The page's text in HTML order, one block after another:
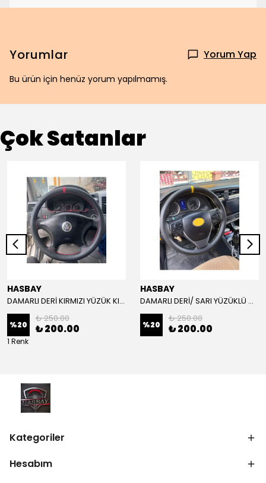
Yorumlar Yorum Yap
Bu ürün için henüz yorum yapılmamış.
Çok Satanlar
HASBAY
DAMARLI DERİ KIRMIZI YÜZÜK KIRMIZI DİKİŞLİ VW CRAFTER İÇİN İP İĞNE DAHİL
%20
₺ 250.00
₺ 200.00
1 Renk
HASBAY
DAMARLI DERİ/ SARI YÜZÜKLÜ MODEL/SARI DİKİŞLİ/HIZLI KARGO
%20
₺ 250.00
₺ 200.00
Kategoriler
Hesabım